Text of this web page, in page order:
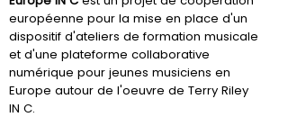
européenne pour la mise en place d'un
dispositif d'ateliers de formation musicale
et d'une plateforme collaborative
numérique pour jeunes musiciens en
Europe autour de l'oeuvre de Terry Riley
IN C.